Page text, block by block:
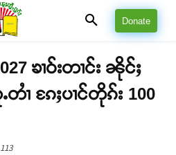
Donate
ၶၢဝ်းတၢင်း ၼိုင်ႈ
ၵႄႈပၢင်တိုၵ်း 100
113